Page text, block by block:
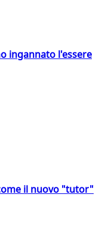
ingannato l'essere
il nuovo "tutor"